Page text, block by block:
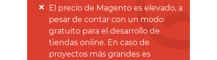
El precio de Magento es elevado, a
pesar de contar con un modo
gratuito para el desarrollo de
tiendas online. En caso de
proyectos más grandes es